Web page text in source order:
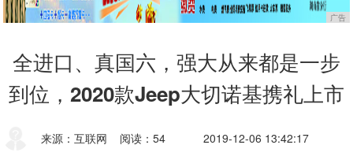
广告
全进口、真国六，强大从来都是一步
到位，2020款Jeep大切诺基携礼上市
来源：互联网 阅读：54 2019-12-06 13:42:17